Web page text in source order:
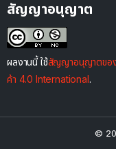
สัญญาอนุญาต
ผลงานนี้ ใช้สัญญาอนุญาตของ
ค้า 4.0 International.
©